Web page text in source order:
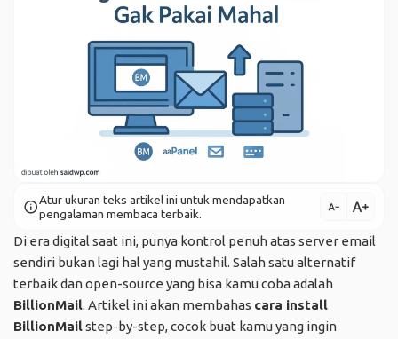
infoAtur ukuran teks artikel ini untuk mendapatkan
pengalaman membaca terbaik.
text_decrease text_increase
Di era digital saat ini, punya kontrol penuh atas server email
sendiri bukan lagi hal yang mustahil. Salah satu alternatif
terbaik dan open-source yang bisa kamu coba adalah
BillionMail. Artikel ini akan membahas cara install
BillionMailstep-by-step, cocok buat kamu yang ingin